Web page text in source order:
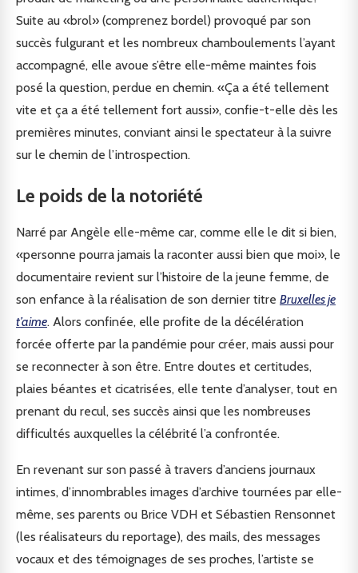
Suite au «brol» (comprenez bordel) provoqué par son
succès fulgurant et les nombreux chamboulements l’ayant
accompagné, elle avoue s’être elle-même maintes fois
posé la question, perdue en chemin. «Ça a été tellement
vite et ça a été tellement fort aussi», confie-t-elle dès les
premières minutes, conviant ainsi le spectateur à la suivre
sur le chemin de l’introspection.
Le poids de la notoriété
Narré par Angèle elle-même car, comme elle le dit si bien,
«personne pourra jamais la raconter aussi bien que moi», le
documentaire revient sur l’histoire de la jeune femme, de
son enfance à la réalisation de son dernier titre Bruxelles je
t’aime. Alors confinée, elle profite de la décélération
forcée offerte par la pandémie pour créer, mais aussi pour
se reconnecter à son être. Entre doutes et certitudes,
plaies béantes et cicatrisées, elle tente d’analyser, tout en
prenant du recul, ses succès ainsi que les nombreuses
difficultés auxquelles la célébrité l’a confrontée.
En revenant sur son passé à travers d’anciens journaux
intimes, d’innombrables images d’archive tournées par elle-
même, ses parents ou Brice VDH et Sébastien Rensonnet
(les réalisateurs du reportage), des mails, des messages
vocaux et des témoignages de ses proches, l’artiste se